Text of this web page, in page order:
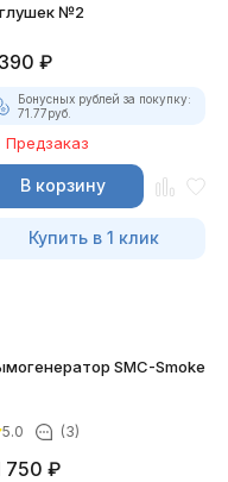
№2
₽
Бонусных рублей за покупку:
71.77руб.
Предзаказ
В корзину
Купить в 1 клик
SMC-Smoke
5.0 (3)
750 ₽